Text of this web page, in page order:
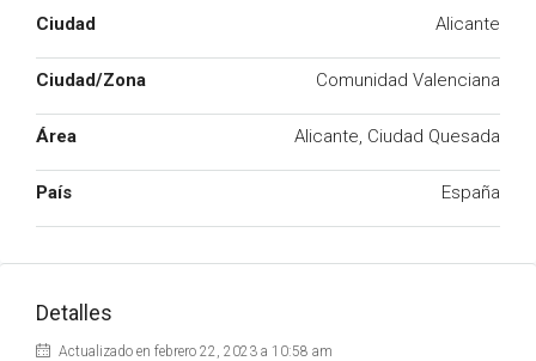
Ciudad Alicante
Ciudad/Zona Comunidad Valenciana
Área Alicante, Ciudad Quesada
País España
Detalles
Actualizado en febrero 22, 2023 a 10:58 am